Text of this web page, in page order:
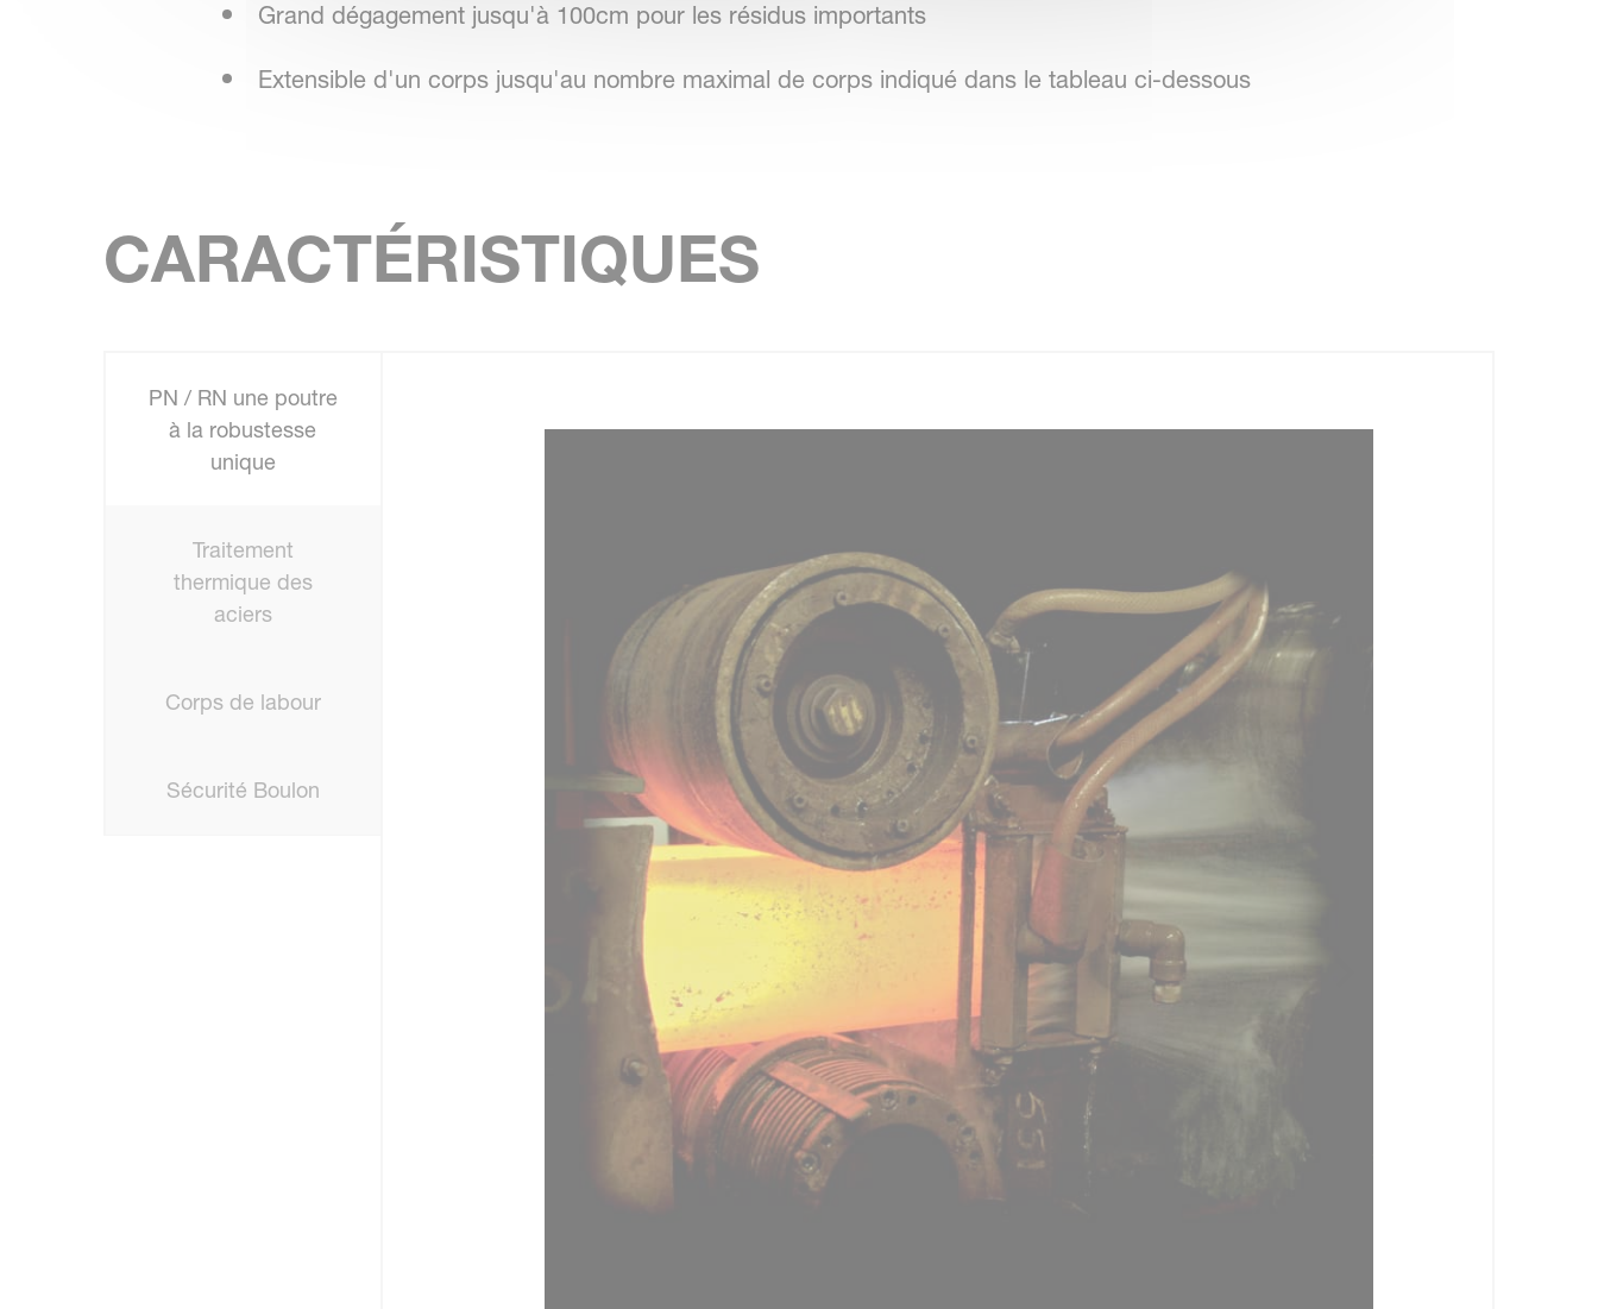
Grand dégagement jusqu'à 100cm pour les résidus importants
Extensible d'un corps jusqu'au nombre maximal de corps indiqué dans le tableau ci-dessous
CARACTÉRISTIQUES
PN / RN une poutre
à la robustesse
unique
Traitement
thermique des
aciers
Corps de labour
Sécurité Boulon